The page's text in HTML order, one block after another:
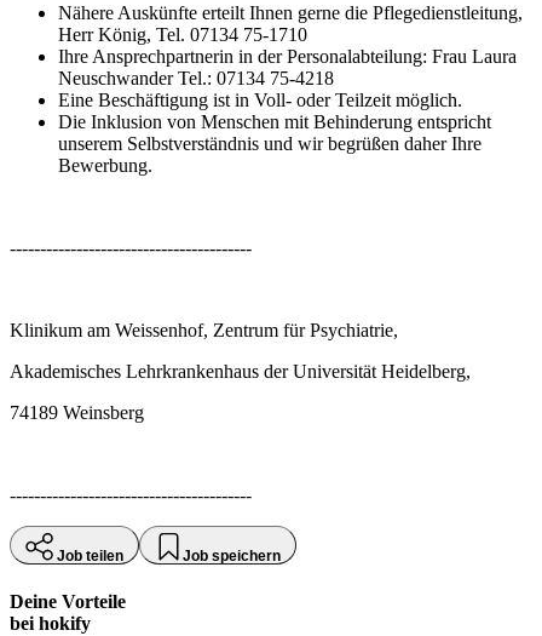
Nähere Auskünfte erteilt Ihnen gerne die Pflegedienstleitung,
Herr König, Tel. 07134 75-1710
Ihre Ansprechpartnerin in der Personalabteilung: Frau Laura
Neuschwander Tel.: 07134 75-4218
Eine Beschäftigung ist in Voll- oder Teilzeit möglich.
Die Inklusion von Menschen mit Behinderung entspricht
unserem Selbstverständnis und wir begrüßen daher Ihre
Bewerbung.
----------------------------------------
Klinikum am Weissenhof, Zentrum für Psychiatrie,
Akademisches Lehrkrankenhaus der Universität Heidelberg,
74189 Weinsberg
----------------------------------------
Job teilen Job speichern
Deine Vorteile
bei hokify